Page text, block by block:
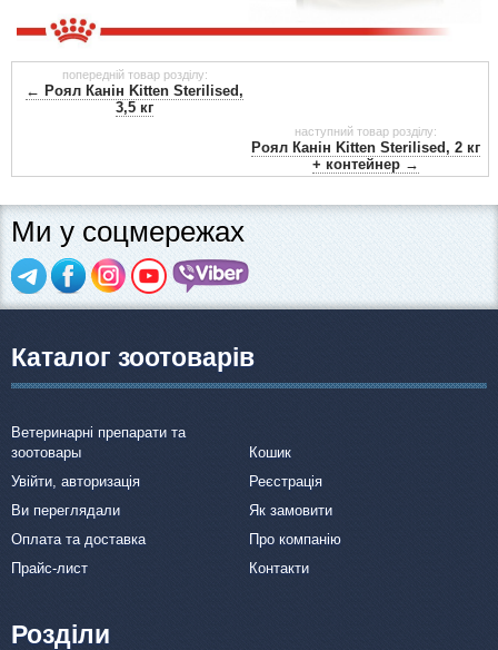
попередній товар розділу:
← Роял Канін Kitten Sterilised,
3,5 кг
наступний товар розділу:
Роял Канін Kitten Sterilised, 2 кг
+ контейнер →
Ми у соцмережах
Каталог зоотоварів
Ветеринарні препарати та
зоотовары
Кошик
Увійти, авторизація
Реєстрація
Ви переглядали
Як замовити
Оплата та доставка
Про компанію
Прайс-лист
Контакти
Розділи